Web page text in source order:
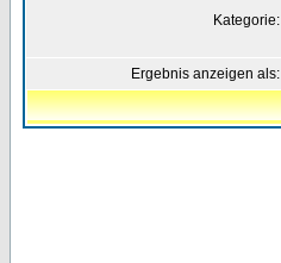
Kategorie:
Ergebnis anzeigen als: